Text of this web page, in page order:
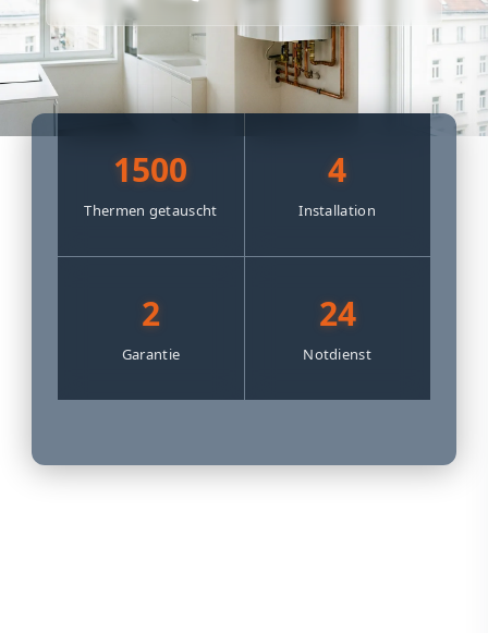
1500
Thermen getauscht
4
Installation
2
Garantie
24
Notdienst